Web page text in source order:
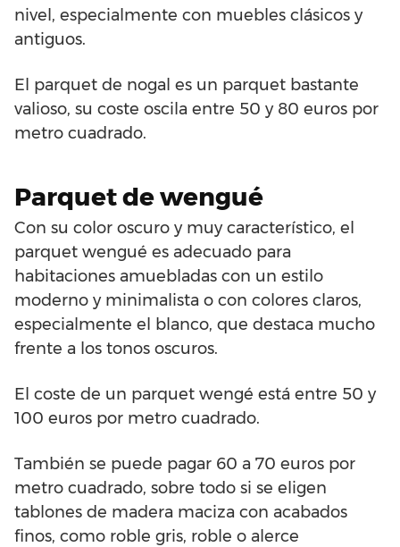
nivel, especialmente con muebles clásicos y
antiguos.
El parquet de nogal es un parquet bastante
valioso, su coste oscila entre 50 y 80 euros por
metro cuadrado.
Parquet de wengué
Con su color oscuro y muy característico, el
parquet wengué es adecuado para
habitaciones amuebladas con un estilo
moderno y minimalista o con colores claros,
especialmente el blanco, que destaca mucho
frente a los tonos oscuros.
El coste de un parquet wengé está entre 50 y
100 euros por metro cuadrado.
También se puede pagar 60 a 70 euros por
metro cuadrado, sobre todo si se eligen
tablones de madera maciza con acabados
finos, como roble gris, roble o alerce